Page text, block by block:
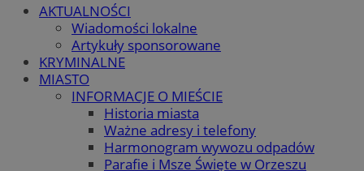
AKTUALNOŚCI
Wiadomości lokalne
Artykuły sponsorowane
KRYMINALNE
MIASTO
INFORMACJE O MIEŚCIE
Historia miasta
Ważne adresy i telefony
Harmonogram wywozu odpadów
Parafie i Msze Święte w Orzeszu